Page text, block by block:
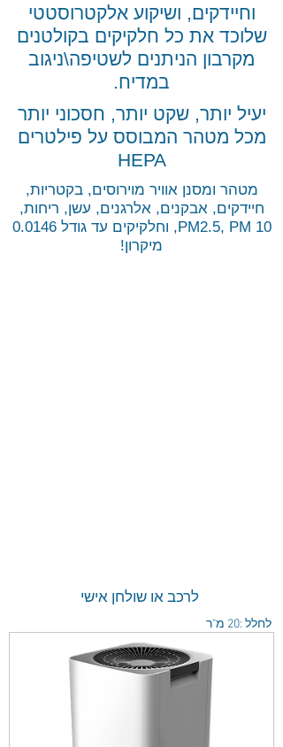
וחיידקים, ושיקוע אלקטרוסטטי
שלוכד את כל חלקיקים בקולטנים
מקרבון הניתנים לשטיפה\ניגוב
במדיח.
יעיל יותר, שקט יותר, חסכוני יותר
מכל מטהר המבוסס על פילטרים
HEPA
מטהר ומסנן אוויר מוירוסים, בקטריות,
חיידקים, אבקנים, אלרגנים, עשן, ריחות,
PM2.5, PM 10, וחלקיקים עד גודל 0.0146
מיקרון!
לרכב או שולחן אישי
לחלל :20 מ"ר